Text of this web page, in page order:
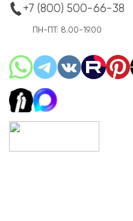
+7 (800) 500-66-38
ПН-ПТ: 8.00-19.00